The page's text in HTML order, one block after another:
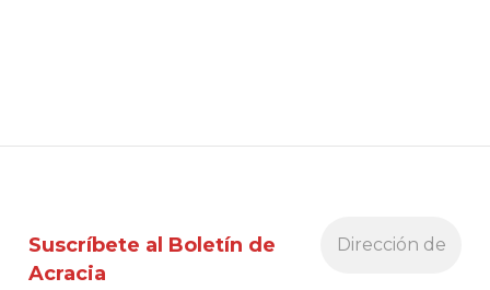
Suscríbete al Boletín de
Acracia